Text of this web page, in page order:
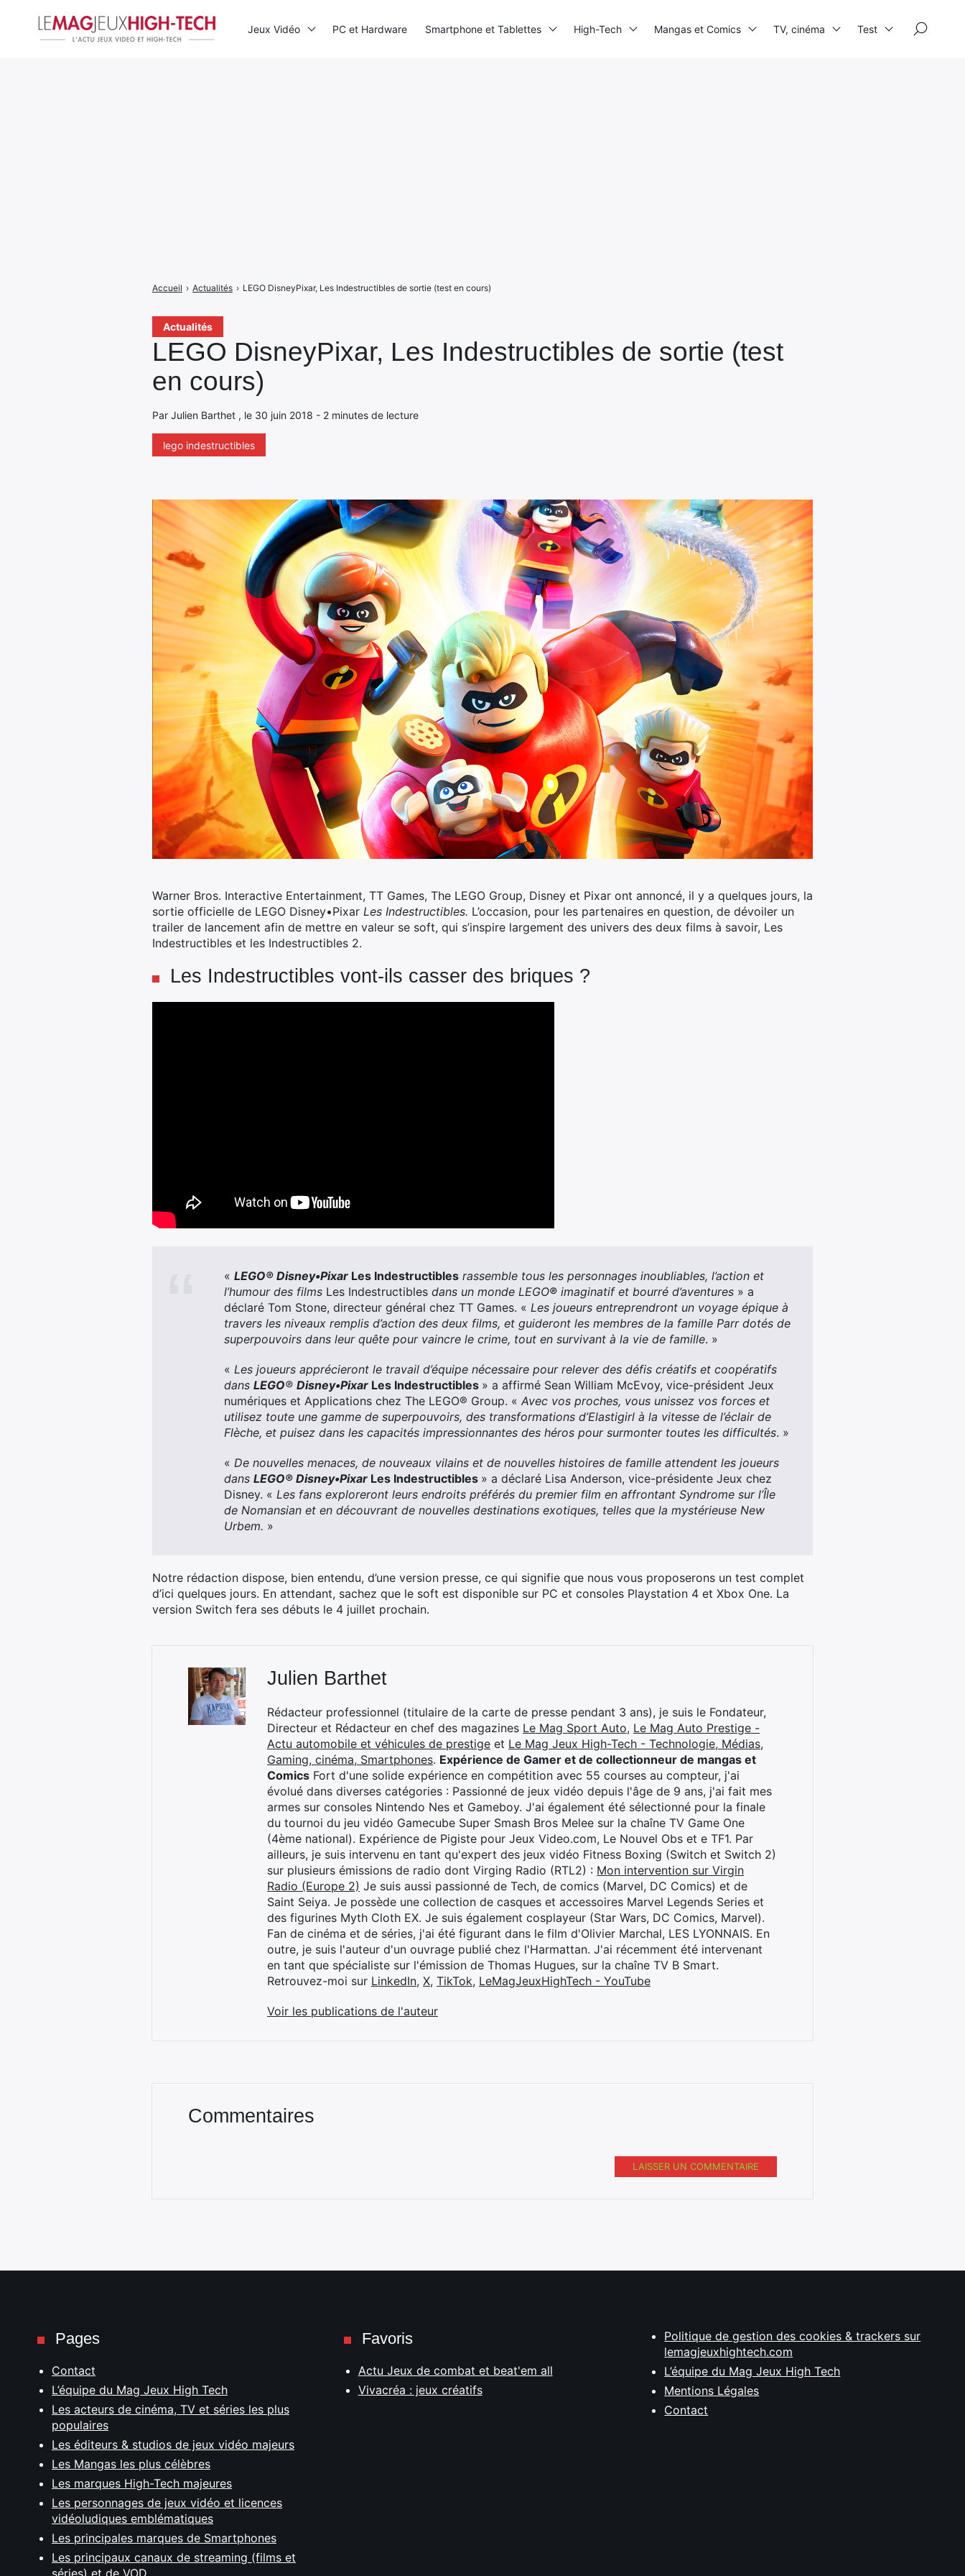
Actualités
LEGO DisneyPixar, Les Indestructibles de sortie (test
en cours)
Par Julien Barthet , le 30 juin 2018 - 2 minutes de lecture
lego indestructibles
Accueil › Actualités › LEGO DisneyPixar, Les Indestructibles de sortie (test en cours)
Warner Bros. Interactive Entertainment, TT Games, The LEGO Group, Disney et Pixar ont annoncé, il y a quelques jours, la
sortie officielle de LEGO Disney•Pixar Les Indestructibles. L’occasion, pour les partenaires en question, de dévoiler un
trailer de lancement afin de mettre en valeur se soft, qui s’inspire largement des univers des deux films à savoir, Les
Indestructibles et les Indestructibles 2.
Les Indestructibles vont-ils casser des briques ?
« LEGO® Disney•Pixar Les Indestructibles rassemble tous les personnages inoubliables, l’action et
l’humour des films Les Indestructibles dans un monde LEGO® imaginatif et bourré d’aventures » a
déclaré Tom Stone, directeur général chez TT Games. « Les joueurs entreprendront un voyage épique à
travers les niveaux remplis d’action des deux films, et guideront les membres de la famille Parr dotés de
superpouvoirs dans leur quête pour vaincre le crime, tout en survivant à la vie de famille. »
« Les joueurs apprécieront le travail d’équipe nécessaire pour relever des défis créatifs et coopératifs
dans LEGO® Disney•Pixar Les Indestructibles » a affirmé Sean William McEvoy, vice-président Jeux
numériques et Applications chez The LEGO® Group. « Avec vos proches, vous unissez vos forces et
utilisez toute une gamme de superpouvoirs, des transformations d’Elastigirl à la vitesse de l’éclair de
Flèche, et puisez dans les capacités impressionnantes des héros pour surmonter toutes les difficultés. »
« De nouvelles menaces, de nouveaux vilains et de nouvelles histoires de famille attendent les joueurs
dans LEGO® Disney•Pixar Les Indestructibles » a déclaré Lisa Anderson, vice-présidente Jeux chez
Disney. « Les fans exploreront leurs endroits préférés du premier film en affrontant Syndrome sur l’Île
de Nomansian et en découvrant de nouvelles destinations exotiques, telles que la mystérieuse New
Urbem. »
Notre rédaction dispose, bien entendu, d’une version presse, ce qui signifie que nous vous proposerons un test complet
d’ici quelques jours. En attendant, sachez que le soft est disponible sur PC et consoles Playstation 4 et Xbox One. La
version Switch fera ses débuts le 4 juillet prochain.
Julien Barthet
Rédacteur professionnel (titulaire de la carte de presse pendant 3 ans), je suis le Fondateur,
Directeur et Rédacteur en chef des magazines Le Mag Sport Auto, Le Mag Auto Prestige -
Actu automobile et véhicules de prestige et Le Mag Jeux High-Tech - Technologie, Médias,
Gaming, cinéma, Smartphones. Expérience de Gamer et de collectionneur de mangas et
Comics Fort d'une solide expérience en compétition avec 55 courses au compteur, j'ai
évolué dans diverses catégories : Passionné de jeux vidéo depuis l'âge de 9 ans, j'ai fait mes
armes sur consoles Nintendo Nes et Gameboy. J'ai également été sélectionné pour la finale
du tournoi du jeu vidéo Gamecube Super Smash Bros Melee sur la chaîne TV Game One
(4ème national). Expérience de Pigiste pour Jeux Video.com, Le Nouvel Obs et e TF1. Par
ailleurs, je suis intervenu en tant qu'expert des jeux vidéo Fitness Boxing (Switch et Switch 2)
sur plusieurs émissions de radio dont Virging Radio (RTL2) : Mon intervention sur Virgin
Radio (Europe 2) Je suis aussi passionné de Tech, de comics (Marvel, DC Comics) et de
Saint Seiya. Je possède une collection de casques et accessoires Marvel Legends Series et
des figurines Myth Cloth EX. Je suis également cosplayeur (Star Wars, DC Comics, Marvel).
Fan de cinéma et de séries, j'ai été figurant dans le film d'Olivier Marchal, LES LYONNAIS. En
outre, je suis l'auteur d'un ouvrage publié chez l'Harmattan. J'ai récemment été intervenant
en tant que spécialiste sur l'émission de Thomas Hugues, sur la chaîne TV B Smart.
Retrouvez-moi sur LinkedIn, X, TikTok, LeMagJeuxHighTech - YouTube
Voir les publications de l'auteur
Commentaires
LAISSER UN COMMENTAIRE
Jeux Vidéo PC et Hardware Smartphone et Tablettes High-Tech Mangas et Comics TV, cinéma Test
Pages
Contact
L’équipe du Mag Jeux High Tech
Les acteurs de cinéma, TV et séries les plus
populaires
Les éditeurs & studios de jeux vidéo majeurs
Les Mangas les plus célèbres
Les marques High-Tech majeures
Les personnages de jeux vidéo et licences
vidéoludiques emblématiques
Les principales marques de Smartphones
Les principaux canaux de streaming (films et
séries) et de VOD
Favoris
Actu Jeux de combat et beat'em all
Vivacréa : jeux créatifs
Politique de gestion des cookies & trackers sur
lemagjeuxhightech.com
L’équipe du Mag Jeux High Tech
Mentions Légales
Contact